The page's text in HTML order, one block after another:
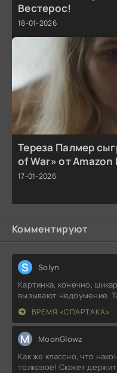
Вестерос!
18-01-2026
Тереза Палмер
of War» от Amazon
17-01-2026
Комментируют
S Solyn
Картинка, конечно,
вызывают недоумение.
ВРЕМЯ «СПАРТАКА»
M MoonGlowz
Как же классно, что
толковое! Сюжет держит